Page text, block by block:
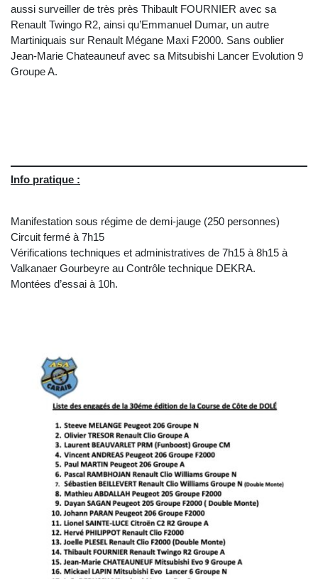
aussi surveiller de très près Thibault FOURNIER avec sa
Renault Twingo R2, ainsi qu’Emmanuel Dumar, un autre
Martiniquais sur Renault Mégane Maxi F2000. Sans oublier
Jean-Marie Chateauneuf avec sa Mitsubishi Lancer Evolution 9
Groupe A.
Info pratique :
Manifestation sous régime de demi-jauge (250 personnes)
Circuit fermé à 7h15
Vérifications techniques et administratives de 7h15 à 8h15 à
Valkanaer Gourbeyre au Contrôle technique DEKRA.
Montées d’essai à 10h.